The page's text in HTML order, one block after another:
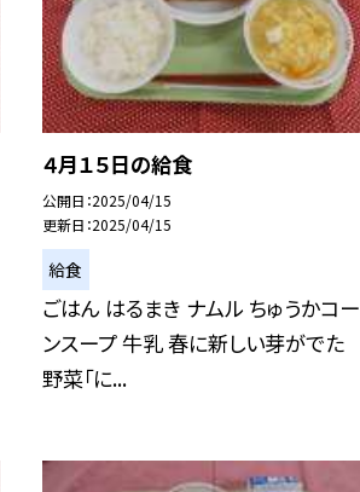
４月１５日の給食
公開日 2025/04/15
更新日 2025/04/15
給食
ごはん はるまき ナムル ちゅうかコー
ンスープ 牛乳 春に新しい芽がでた
野菜「に...